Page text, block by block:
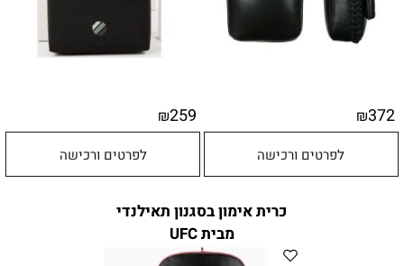
₪372
לפרטים ורכישה
₪259
לפרטים ורכישה
כרית אימון בסגנון תאילנדי
מבית UFC